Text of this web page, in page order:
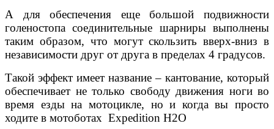
А для обеспечения еще большой подвижности
голеностопа соединительные шарниры выполнены
таким образом, что могут скользить вверх-вниз в
независимости друг от друга в пределах 4 градусов.
Такой эффект имеет название – кантование, который
обеспечивает не только свободу движения ноги во
время езды на мотоцикле, но и когда вы просто
ходите в мотоботах Expedition H2O